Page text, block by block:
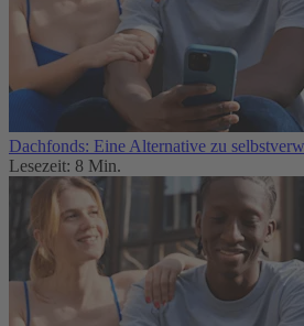
Dachfonds: Eine Alternative zu
Lesezeit: 8 Min.